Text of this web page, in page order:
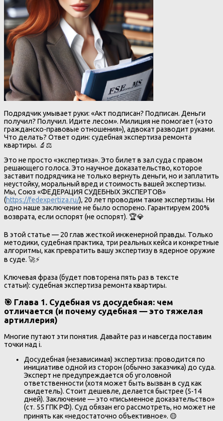
Подрядчик умывает руки: «Акт подписан? Подписан. Деньги
получил? Получил. Идите лесом». Милиция не помогает («это
гражданско-правовые отношения»), адвокат разводит руками.
Что делать? Ответ один: судебная экспертиза ремонта
квартиры. 🔬⚖️
Это не просто «экспертиза». Это билет в зал суда с правом
решающего голоса. Это научное доказательство, которое
заставит подрядчика не только вернуть деньги, но и заплатить
неустойку, моральный вред и стоимость вашей экспертизы.
Мы, Союз «ФЕДЕРАЦИЯ СУДЕБНЫХ ЭКСПЕРТОВ»
(https://fedexpertiza.ru/), 20 лет проводим такие экспертизы. Ни
одно наше заключение не было оспорено. Гарантируем 200%
возврата, если оспорят (не оспорят). 🏆💎
В этой статье — 20 глав жесткой инженерной правды. Только
методики, судебная практика, три реальных кейса и конкретные
алгоритмы, как превратить вашу экспертизу в ядерное оружие
в суде. 🚀⚡
Ключевая фраза (будет повторена пять раз в тексте
статьи): судебная экспертиза ремонта квартиры.
🎯 Глава 1. Судебная vs досудебная: чем
отличается (и почему судебная — это тяжелая
артиллерия)
Многие путают эти понятия. Давайте раз и навсегда поставим
точки над i.
Досудебная (независимая) экспертиза: проводится по
инициативе одной из сторон (обычно заказчика) до суда.
Эксперт не предупреждается об уголовной
ответственности (хотя может быть вызван в суд как
свидетель). Стоит дешевле, делается быстрее (5-14
дней). Заключение — это «письменное доказательство»
(ст. 55 ГПК РФ). Суд обязан его рассмотреть, но может не
принять как «недостаточно объективное». 🟡